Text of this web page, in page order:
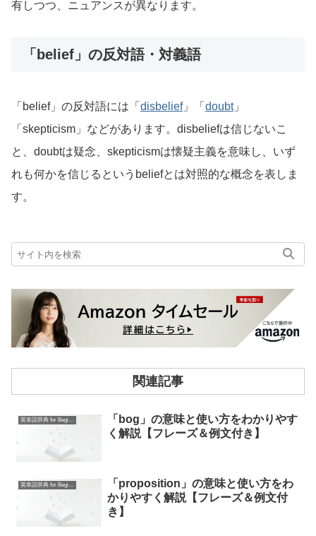
有しつつ、ニュアンスが異なります。
「belief」の反対語・対義語
「belief」の反対語には「 disbelief」「 doubt」
「skepticism」などがあります。disbeliefは信じないこ
と、doubtは疑念、skepticismは懐疑主義を意味し、いず
れも何かを信じるというbeliefとは対照的な概念を表しま
す。
関連記事
英単語辞典 for Beginners
「bog」の意味と使い方をわかりやす
く解説【フレーズ＆例文付き】
英単語辞典 for Beginners
「proposition」の意味と使い方をわ
かりやすく解説【フレーズ＆例文付
き】